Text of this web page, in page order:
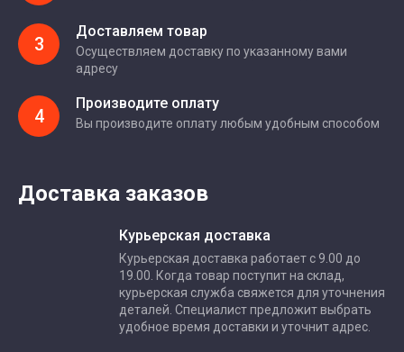
3
Доставляем товар
Осуществляем доставку по указанному вами
адресу
4
Производите оплату
Вы производите оплату любым удобным способом
Доставка заказов
Курьерская доставка
Курьерская доставка работает с 9.00 до
19.00. Когда товар поступит на склад,
курьерская служба свяжется для уточнения
деталей. Специалист предложит выбрать
удобное время доставки и уточнит адрес.